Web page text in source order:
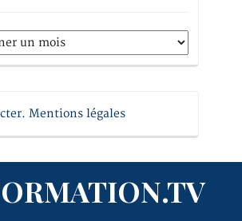
Mentions légales